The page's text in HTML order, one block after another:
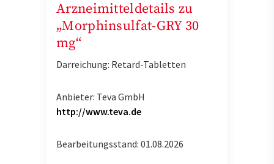
Arzneimitteldetails zu
„Morphinsulfat-GRY 30
mg“
Darreichung: Retard-Tabletten
Anbieter: Teva GmbH
http://www.teva.de
Bearbeitungsstand: 01.08.2026